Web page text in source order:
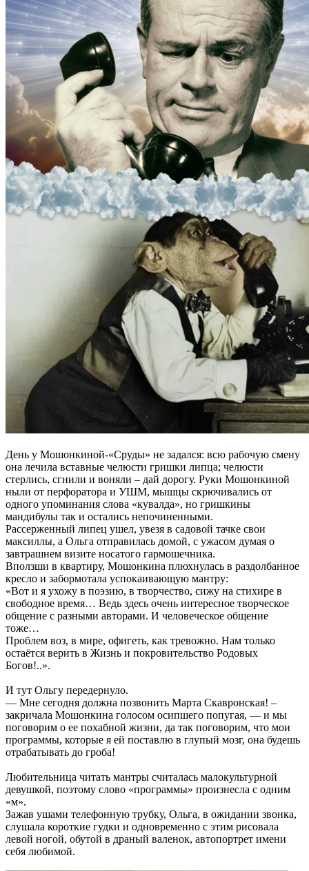
День у Мошонкиной-«Сруды» не задался: всю рабочую смену
она лечила вставные челюсти гришки липца; челюсти
стерлись, сгнили и воняли – дай дорогу. Руки Мошонкиной
ныли от перфоратора и УШМ, мышцы скрючивались от
одного упоминания слова «кувалда», но гришкины
мандибулы так и остались непочиненными.
Рассерженный липец ушел, увезя в садовой тачке свои
максиллы, а Ольга отправилась домой, с ужасом думая о
завтрашнем визите носатого гармошечника.
Вползши в квартиру, Мошонкина плюхнулась в раздолбанное
кресло и забормотала успокаивающую мантру:
«Вот и я ухожу в поэзию, в творчество, сижу на стихире в
свободное время… Ведь здесь очень интересное творческое
общение с разными авторами. И человеческое общение
тоже…
Проблем воз, в мире, офигеть, как тревожно. Нам только
остаётся верить в Жизнь и покровительство Родовых
Богов!..».
И тут Ольгу передернуло.
— Мне сегодня должна позвонить Марта Скавронская! –
закричала Мошонкина голосом осипшего попугая, — и мы
поговорим о ее похабной жизни, да так поговорим, что мои
программы, которые я ей поставлю в глупый мозг, она будешь
отрабатывать до гроба!
Любительница читать мантры считалась малокультурной
девушкой, поэтому слово «программы» произнесла с одним
«м».
Зажав ушами телефонную трубку, Ольга, в ожидании звонка,
слушала короткие гудки и одновременно с этим рисовала
левой ногой, обутой в драный валенок, автопортрет имени
себя любимой.